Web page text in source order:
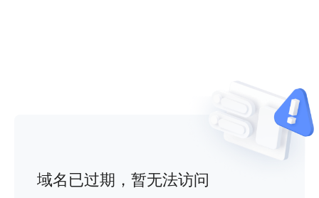
域名已过期，暂无法访问